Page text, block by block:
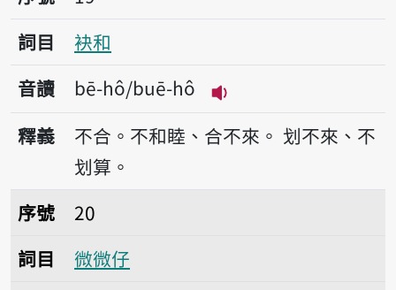
詞目
袂和
音讀
bē-hô/buē-hô
播放音讀bē-hô/buē-
釋義 不合。不和睦、合不來。 划不來、不
划算。
序號20微微仔
序號
20
詞目
微微仔